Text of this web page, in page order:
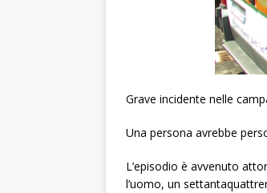
Grave incidente nelle
Una persona avrebbe
L’episodio è avvenuto
l’uomo, un